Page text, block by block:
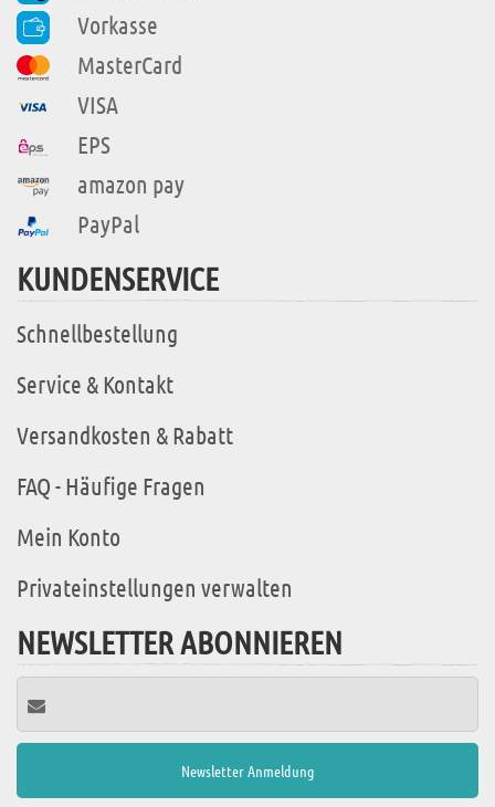
Vorkasse
MasterCard
VISA
EPS
amazon pay
PayPal
KUNDENSERVICE
Schnellbestellung
Service & Kontakt
Versandkosten & Rabatt
FAQ - Häufige Fragen
Mein Konto
Privateinstellungen verwalten
NEWSLETTER ABONNIEREN